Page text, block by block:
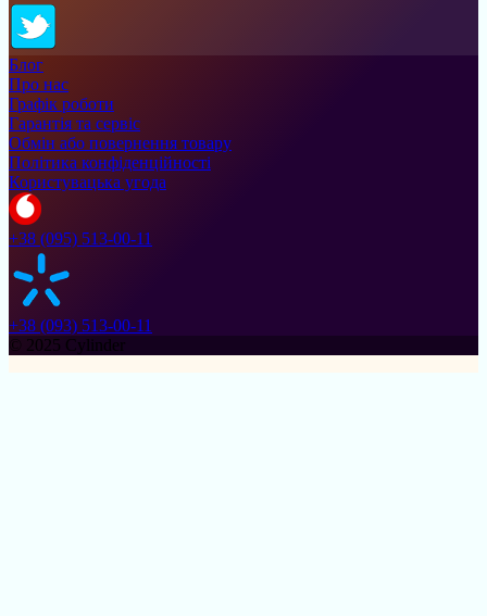
Блог
Про нас
Графік роботи
Гарантія та сервіс
Обмін або повернення товару
Політика конфіденційності
Користувацька угода
+38 (095) 513-00-11
+38 (093) 513-00-11
© 2025 Cylinder